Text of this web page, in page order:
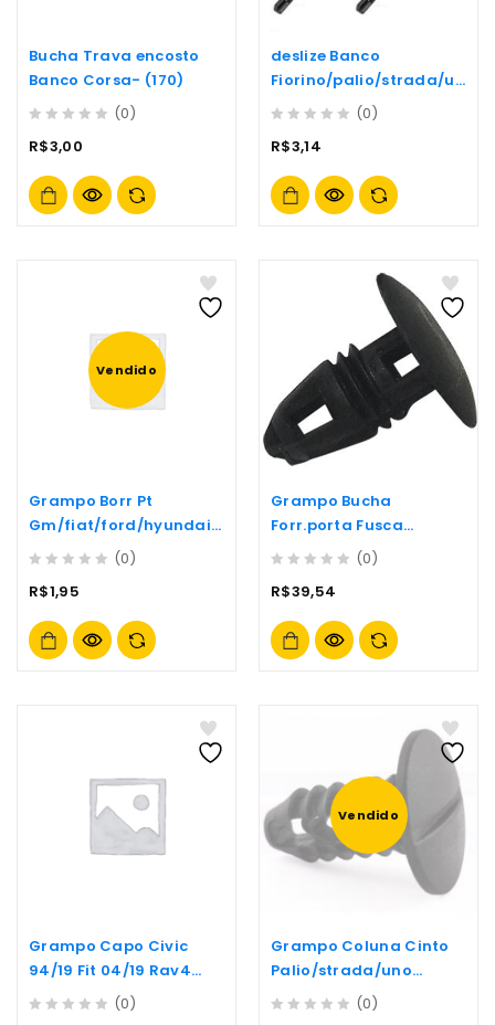
Bucha Trava encosto
Banco Corsa- (170)
out
5
(0)
R$3,00
deslize Banco
Fiorino/palio/strada/un
o- (p69-)
out
5
(0)
R$3,14
Vendido
Grampo Borr Pt
Gm/fiat/ford/hyundai/
kia/mitsubishi B
out
5
(0)
R$1,95
Grampo Bucha
Forr.porta Fusca
(tesour/chup) Pct C/20
out
5
(0)
R$39,54
Grampo Capo Civic
94/19 Fit 04/19 Rav4
01/05- (p448-
(0)
Vendido
Grampo Coluna Cinto
Palio/strada/uno
Preto- (p95p)
(0)